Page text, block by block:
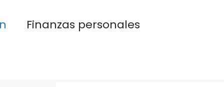
Finanzas personales